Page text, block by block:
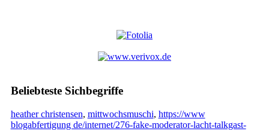
Beliebteste Sichbegriffe
heather christensen, mittwochsmuschi, https://www
blogabfertigung de/internet/276-fake-moderator-lacht-talkgast-